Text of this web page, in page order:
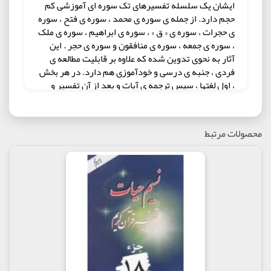
ایشان یک سلسله تفسیرهای تک سوره ای آموزشی کم
حجم دارد. از جمله ی سوره ی محمد ، سوره ی فتح ، سوره
ی حجرات ، سوره ی « ق » ، سوره ی ابراهیم ، سوره ی ملک
، سوره ی جمعه ، سوره ی منافقون و سوره ی حجر . این
آثار به نحوی تدوین شده که علاوه بر قابلیت مطالعه ی
فردی ، جنبه ی درسی و خودآموزی هم دارد. در هر بخش
، اول لغتها ، سپس ترجمه ی آیات و بعد از آن تفسیر و
و خواص پذیر استاین مجموعه بر مبنای هر جلد یک جزء
طراحی شده و از نظر محتوایی کاملا روشمند می باشد و در
تمام مجلدات روش یکسانی حاکم است. از جمله قطعه
بندی مفهومی آیات، یبان مفهوم کلی برای هر قطعه و
ترجمه روان آیه و توضیح لغت و در ادامه تفسیر به بیان
ساده و روان که تمامی قشرهای مردم را اغنا می کند
نهایی در قطع وزیری و در هشت جلد ارائه گردیده است.
حجم هشت جلد با هم برابر بوده و هر جلد از سوره ای
محصولات مرتبط